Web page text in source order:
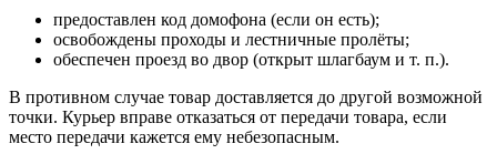
предоставлен код домофона (если он есть);
освобождены проходы и лестничные пролёты;
обеспечен проезд во двор (открыт шлагбаум и т. п.).
В противном случае товар доставляется до другой возможной
точки. Курьер вправе отказаться от передачи товара, если
место передачи кажется ему небезопасным.